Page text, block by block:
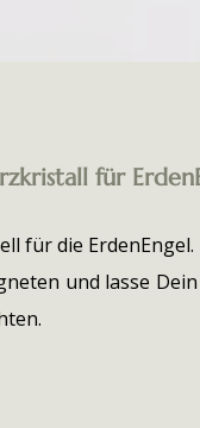
für
für die ErdenEngel.
und lasse